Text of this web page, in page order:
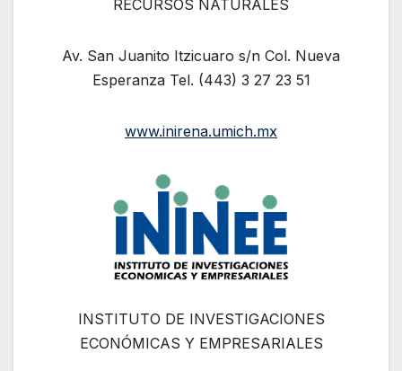
RECURSOS NATURALES
Av. San Juanito Itzicuaro s/n Col. Nueva
Esperanza Tel. (443) 3 27 23 51
www.inirena.umich.mx
INSTITUTO DE INVESTIGACIONES
ECONÓMICAS Y EMPRESARIALES